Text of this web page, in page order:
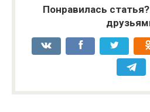
Понравилась